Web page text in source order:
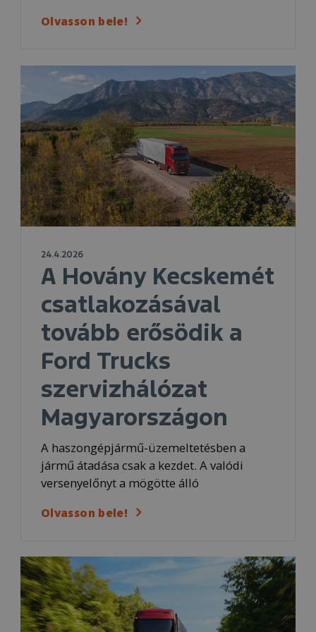
Olvasson bele!
24.4.2026
A Hovány Kecskemét
csatlakozásával
tovább erősödik a
Ford Trucks
szervizhálózat
Magyarországon
A haszongépjármű-üzemeltetésben a
jármű átadása csak a kezdet. A valódi
versenyelőnyt a mögötte álló
Olvasson bele!